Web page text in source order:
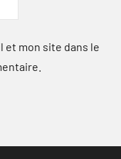
et mon site dans le